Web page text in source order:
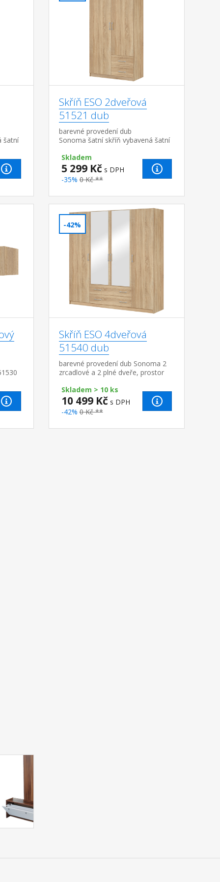
šatní
Skříň ESO 2dveřová
51521 dub
barevné provedení dub
Sonoma šatní skříň vybavená šatní
doplnit o nástavec 51525
Skladem
5 299 Kč s DPH
-35% 0 Kč **
-42%
Skříň ESO 4dveřová
51540 dub
barevné provedení dub Sonoma 2
zrcadlové a 2 plné dveře, prostor
třech částech šatní tyč a police, ve
střední...
Skladem > 10 ks
10 499 Kč s DPH
-42% 0 Kč **